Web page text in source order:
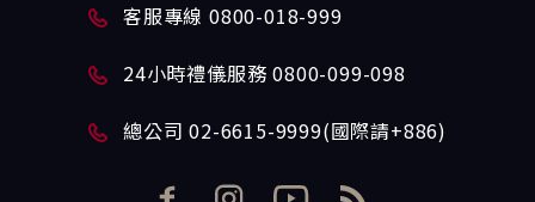
客服專線 0800-018-999
24小時禮儀服務 0800-099-098
總公司 02-6615-9999(國際請+886)